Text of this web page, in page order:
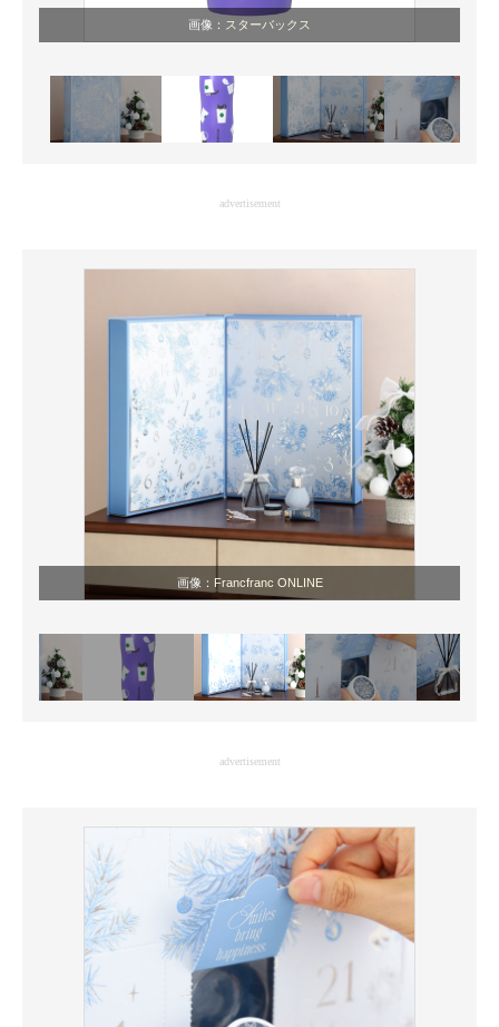
画像： スターバックス
advertisement
画像： Francfranc ONLINE
advertisement